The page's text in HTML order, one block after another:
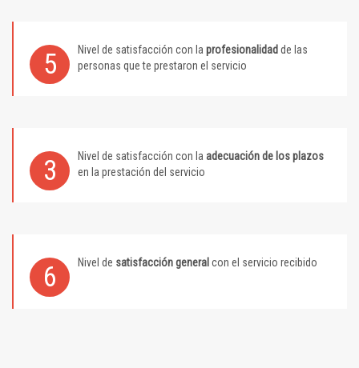
5 Nivel de satisfacción con la profesionalidad de las
personas que te prestaron el servicio
3 Nivel de satisfacción con la adecuación de los plazos
en la prestación del servicio
6 Nivel de satisfacción general con el servicio recibido